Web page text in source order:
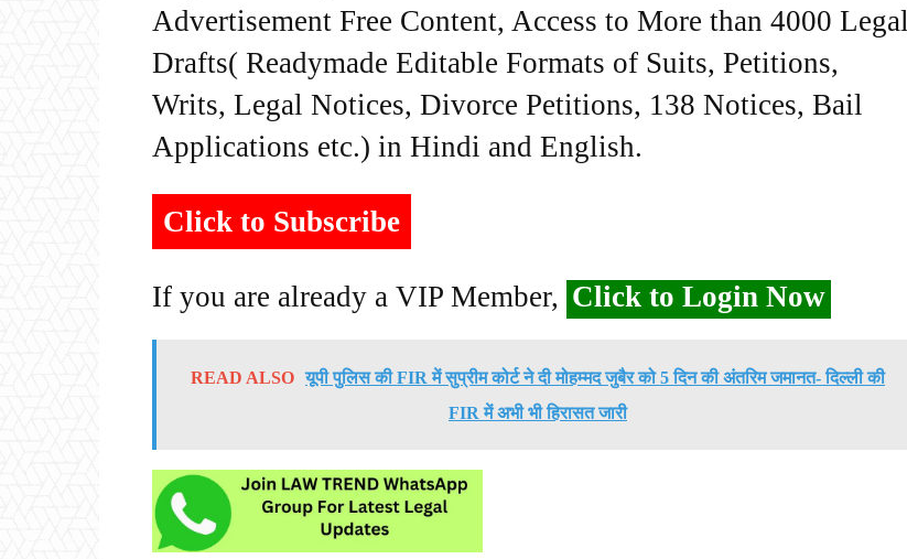
Advertisement Free Content, Access to More than 4000 Legal
Drafts( Readymade Editable Formats of Suits, Petitions,
Writs, Legal Notices, Divorce Petitions, 138 Notices, Bail
Applications etc.) in Hindi and English.
Click to Subscribe
If you are already a VIP Member, Click to Login Now
READ ALSO यूपी पुलिस की FIR में सुप्रीम कोर्ट ने दी मोहम्मद जुबैर को 5 दिन की अंतरिम जमानत- दिल्ली की
FIR में अभी भी हिरासत जारी